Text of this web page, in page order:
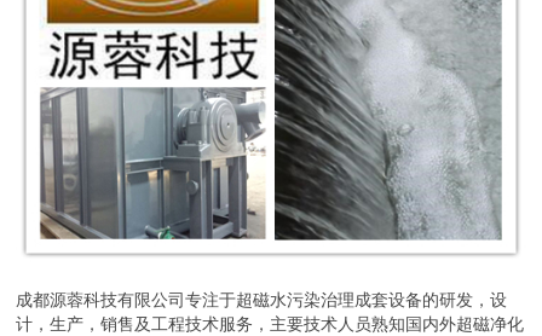
成都源蓉科技有限公司专注于超磁水污染治理成套设备的研发，设
计，生产，销售及工程技术服务，主要技术人员熟知国内外超磁净化